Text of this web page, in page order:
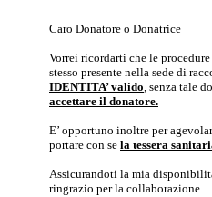
Caro Donatore o Donatrice
Vorrei ricordarti che le
stesso presente nella sede di
IDENTITA’ valido, senza tale
accettare il donatore.
E’ opportuno inoltre per
portare con se la tessera
Assicurandoti la mia
ringrazio per la collaborazione.